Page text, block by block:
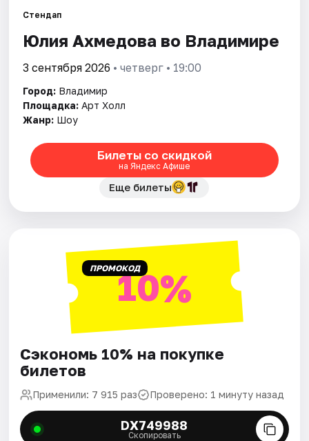
Рейтинги
Стендап
Юлия Ахмедова во Владимире
3 сентября 2026 • четверг • 19:00
Город: Владимир
Площадка: Арт Холл
Жанр: Шоу
Билеты со скидкой
на Яндекс Афише
Еще билеты
ПРОМОКОД10%
Сэкономь 10% на покупке
билетов
Применили: 7 915 раз Проверено: 1 минуту назад
DX749988
Скопировать